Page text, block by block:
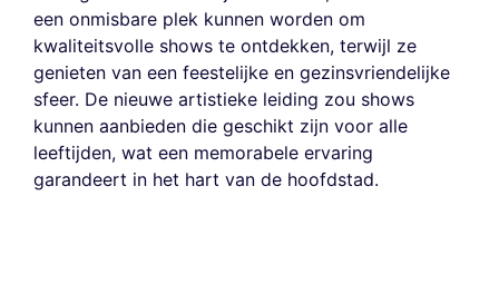
een onmisbare plek kunnen worden om
kwaliteitsvolle shows te ontdekken, terwijl ze
genieten van een feestelijke en gezinsvriendelijke
sfeer. De nieuwe artistieke leiding zou shows
kunnen aanbieden die geschikt zijn voor alle
leeftijden, wat een memorabele ervaring
garandeert in het hart van de hoofdstad.